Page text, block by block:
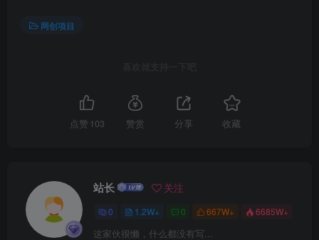
网创项目
喜欢就支持一下吧
点赞 103 赞赏 分享 收藏
站长 关注
0 1.2W+ 0 667W+ 6685W+
这家伙很懒，什么都没有写...